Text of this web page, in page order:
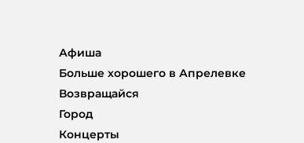
Афиша
Больше хорошего в Апрелевке
Возвращайся
Город
Концерты